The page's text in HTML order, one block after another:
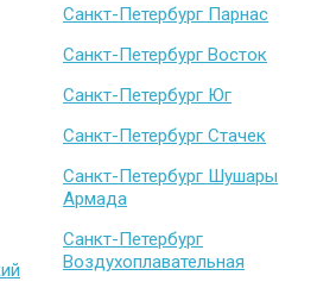
Санкт-Петербург Парнас
Санкт-Петербург Восток
Санкт-Петербург Юг
Санкт-Петербург Стачек
Санкт-Петербург Шушары
Армада
Санкт-Петербург
Воздухоплавательная